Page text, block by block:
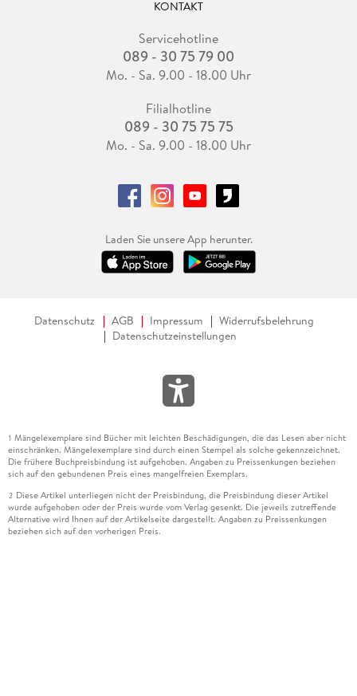
KONTAKT
Servicehotline
089 - 30 75 79 00
Mo. - Sa. 9.00 - 18.00 Uhr
Filialhotline
089 - 30 75 75 75
Mo. - Sa. 9.00 - 18.00 Uhr
Laden Sie unsere App herunter.
Datenschutz AGB Impressum
Widerrufsbelehrung
Datenschutzeinstellungen
1 Mängelexemplare sind Bücher mit leichten Beschädigungen, die das Lesen aber nicht
einschränken. Mängelexemplare sind durch einen Stempel als solche gekennzeichnet.
Die frühere Buchpreisbindung ist aufgehoben. Angaben zu Preissenkungen beziehen
sich auf den gebundenen Preis eines mangelfreien Exemplars.
2 Diese Artikel unterliegen nicht der Preisbindung, die Preisbindung dieser Artikel
wurde aufgehoben oder der Preis wurde vom Verlag gesenkt. Die jeweils zutreffende
Alternative wird Ihnen auf der Artikelseite dargestellt. Angaben zu Preissenkungen
beziehen sich auf den vorherigen Preis.